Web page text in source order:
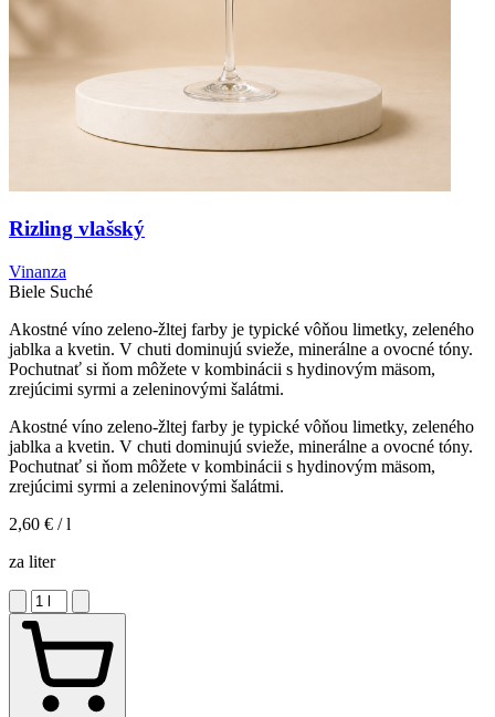
Rizling vlašský
Vinanza
Biele Suché
Akostné víno zeleno-žltej farby je typické vôňou limetky, zeleného
jablka a kvetin. V chuti dominujú svieže, minerálne a ovocné tóny.
Pochutnať si ňom môžete v kombinácii s hydinovým mäsom,
zrejúcimi syrmi a zeleninovými šalátmi.
Akostné víno zeleno-žltej farby je typické vôňou limetky, zeleného
jablka a kvetin. V chuti dominujú svieže, minerálne a ovocné tóny.
Pochutnať si ňom môžete v kombinácii s hydinovým mäsom,
zrejúcimi syrmi a zeleninovými šalátmi.
2,60 € / l
za liter